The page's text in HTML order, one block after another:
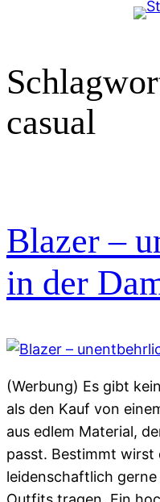
casual
Blazer –
in der
(Werbung) Es gibt
als den Kauf von
aus edlem Material,
passt. Bestimmt wirst
leidenschaftlich